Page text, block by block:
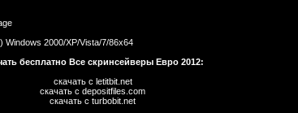
2000/XP/Vista/7/86x64
бесплатно Все скринсейверы Евро 2012:
скачать с letitbit.net
скачать с depositfiles.com
скачать с turbobit.net